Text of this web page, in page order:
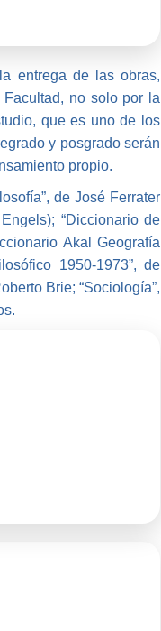
entrega de las obras,
no solo por la
que es uno de los
y posgrado serán
propio.
de José Ferrater
“Diccionario de
Akal Geografía
1950-1973”, de
Brie; “Sociología”,